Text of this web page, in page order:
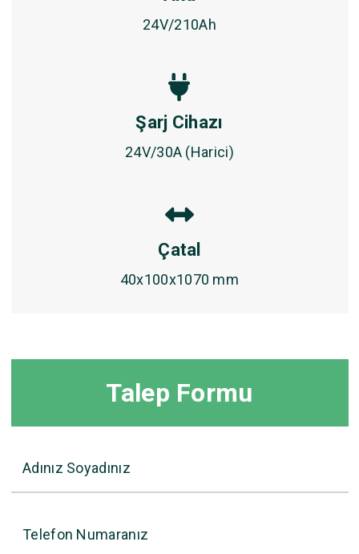
24V/210Ah
Şarj Cihazı
24V/30A (Harici)
Çatal
40x100x1070 mm
Talep Formu
Adınız Soyadınız
Telefon Numaranız